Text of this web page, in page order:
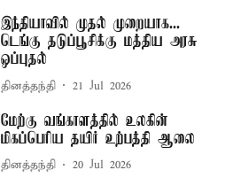
இந்தியாவில் முதல் முறையாக...
டெங்கு தடுப்பூசிக்கு மத்திய அரசு
ஒப்புதல்
தினத்தந்தி 21 Jul 2026
மேற்கு வங்காளத்தில் உலகின்
மிகப்பெரிய தயிர் உற்பத்தி ஆலை
தினத்தந்தி 20 Jul 2026